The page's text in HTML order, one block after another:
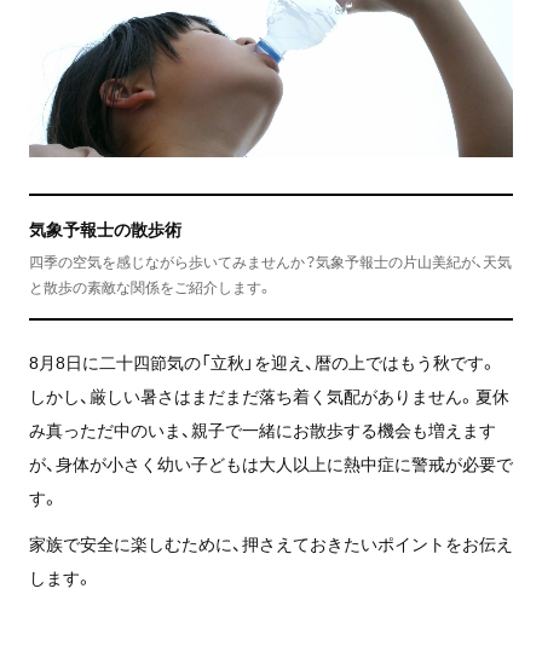
気象予報士の散歩術
四季の空気を感じながら歩いてみませんか？気象予報士の片山美紀が、天気
と散歩の素敵な関係をご紹介します。
8月8日に二十四節気の「立秋」を迎え、暦の上ではもう秋です。
しかし、厳しい暑さはまだまだ落ち着く気配がありません。夏休
み真っただ中のいま、親子で一緒にお散歩する機会も増えます
が、身体が小さく幼い子どもは大人以上に熱中症に警戒が必要で
す。
家族で安全に楽しむために、押さえておきたいポイントをお伝え
します。